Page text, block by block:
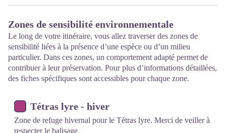
Zones de sensibilité environnementale
Le long de votre itinéraire, vous allez traverser des zones de
sensibilité liées à la présence d’une espèce ou d’un milieu
particulier. Dans ces zones, un comportement adapté permet de
contribuer à leur préservation. Pour plus d’informations détaillées,
des fiches spécifiques sont accessibles pour chaque zone.
Tétras lyre - hiver
Zone de refuge hivernal pour le Tétras lyre. Merci de veiller à
respecter le balisage.